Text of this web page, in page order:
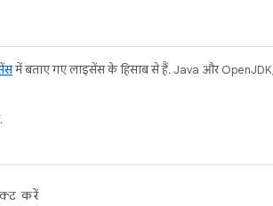
में बताए गए लाइसेंस के हिसाब से हैं. Java और
करें